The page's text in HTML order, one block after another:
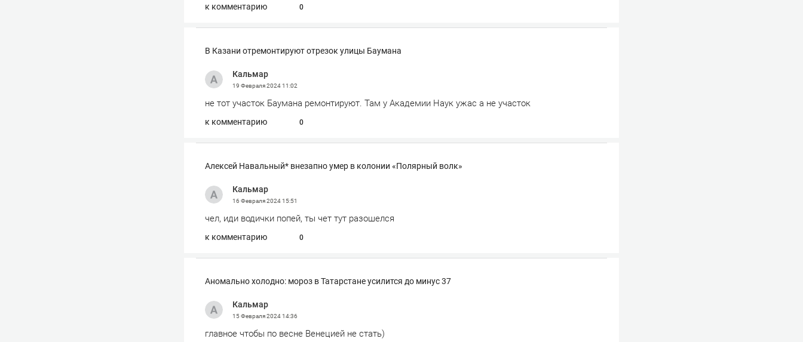
к комментарию 0
В Казани отремонтируют отрезок улицы Баумана
Кальмар
19 Февраля 202411:02
не тот участок Баумана ремонтируют. Там у Академии Наук ужас а не участок
к комментарию 0
Алексей Навальный* внезапно умер в колонии «Полярный волк»
Кальмар
16 Февраля 202415:51
чел, иди водички попей, ты чет тут разошелся
к комментарию 0
Аномально холодно: мороз в Татарстане усилится до минус 37
Кальмар
15 Февраля 202414:36
главное чтобы по весне Венецией не стать)